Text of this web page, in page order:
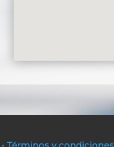
• Términos y condiciones